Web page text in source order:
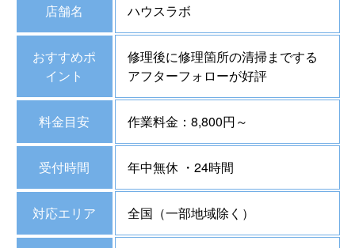
店舗名 ハウスラボ
おすすめポ
イント
修理後に修理箇所の清掃までする
アフターフォローが好評
料金目安 作業料金：8,800円～
受付時間 年中無休 ・24時間
対応エリア 全国（一部地域除く）